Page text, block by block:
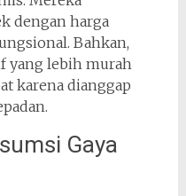
dengan harga
Bahkan,
yang lebih murah
karena dianggap
Gaya